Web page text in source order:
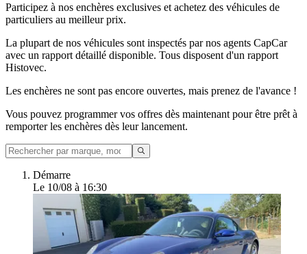
Participez à nos enchères exclusives et achetez des véhicules de
particuliers au meilleur prix.
La plupart de nos véhicules sont inspectés par nos agents CapCar
avec un rapport détaillé disponible. Tous disposent d'un rapport
Histovec.
Les enchères ne sont pas encore ouvertes, mais prenez de l'avance !
Vous pouvez programmer vos offres dès maintenant pour être prêt à
remporter les enchères dès leur lancement.
Démarre
Le 10/08 à 16:30